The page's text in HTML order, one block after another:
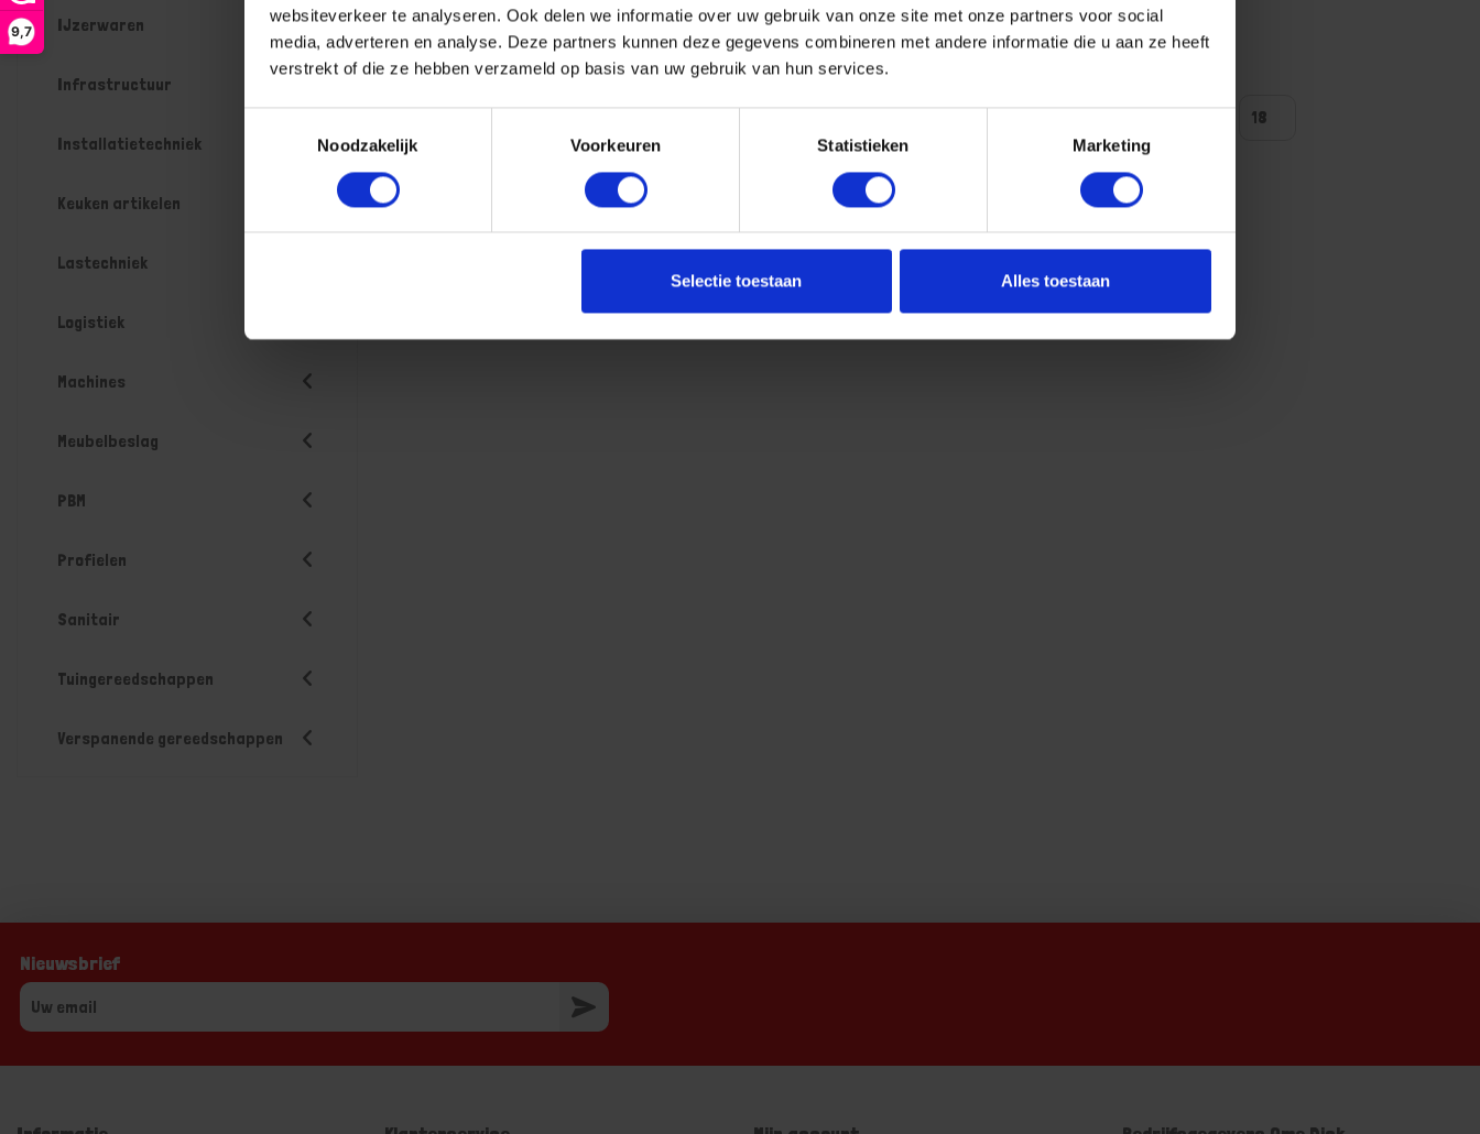
9,7
websiteverkeer te analyseren. Ook delen we informatie over uw gebruik van onze site met onze partners voor social
media, adverteren en analyse. Deze partners kunnen deze gegevens combineren met andere informatie die u aan ze heeft
verstrekt of die ze hebben verzameld op basis van uw gebruik van hun services.
Noodzakelijk
Voorkeuren Statistieken Marketing
Selectie toestaan Alles toestaan
IJzerwaren
Infrastructuur
Installatietechniek
Keuken artikelen
Lastechniek
Logistiek
Machines
Meubelbeslag
PBM
Profielen
Sanitair
Tuingereedschappen
Verspanende gereedschappen
Bestel nu!
Nieuwsbrief